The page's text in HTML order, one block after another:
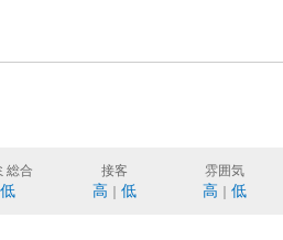
総合
低
接客
高 低
雰囲気
高 低